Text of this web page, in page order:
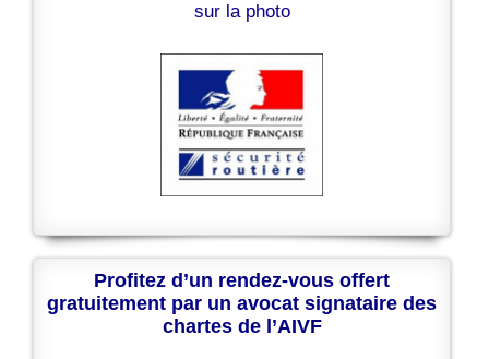
sur la photo
Profitez d’un rendez-vous offert
gratuitement par un avocat signataire des
chartes de l’AIVF